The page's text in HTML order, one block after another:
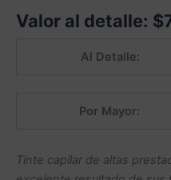
Valor al detalle: $
Al Detalle:
Por Mayor:
Tinte capilar de altas